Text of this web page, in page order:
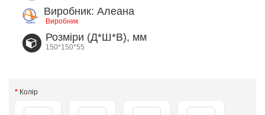
Виробник: Алеана
Виробник
Розміри (Д*Ш*В), мм
150*150*55
Колір